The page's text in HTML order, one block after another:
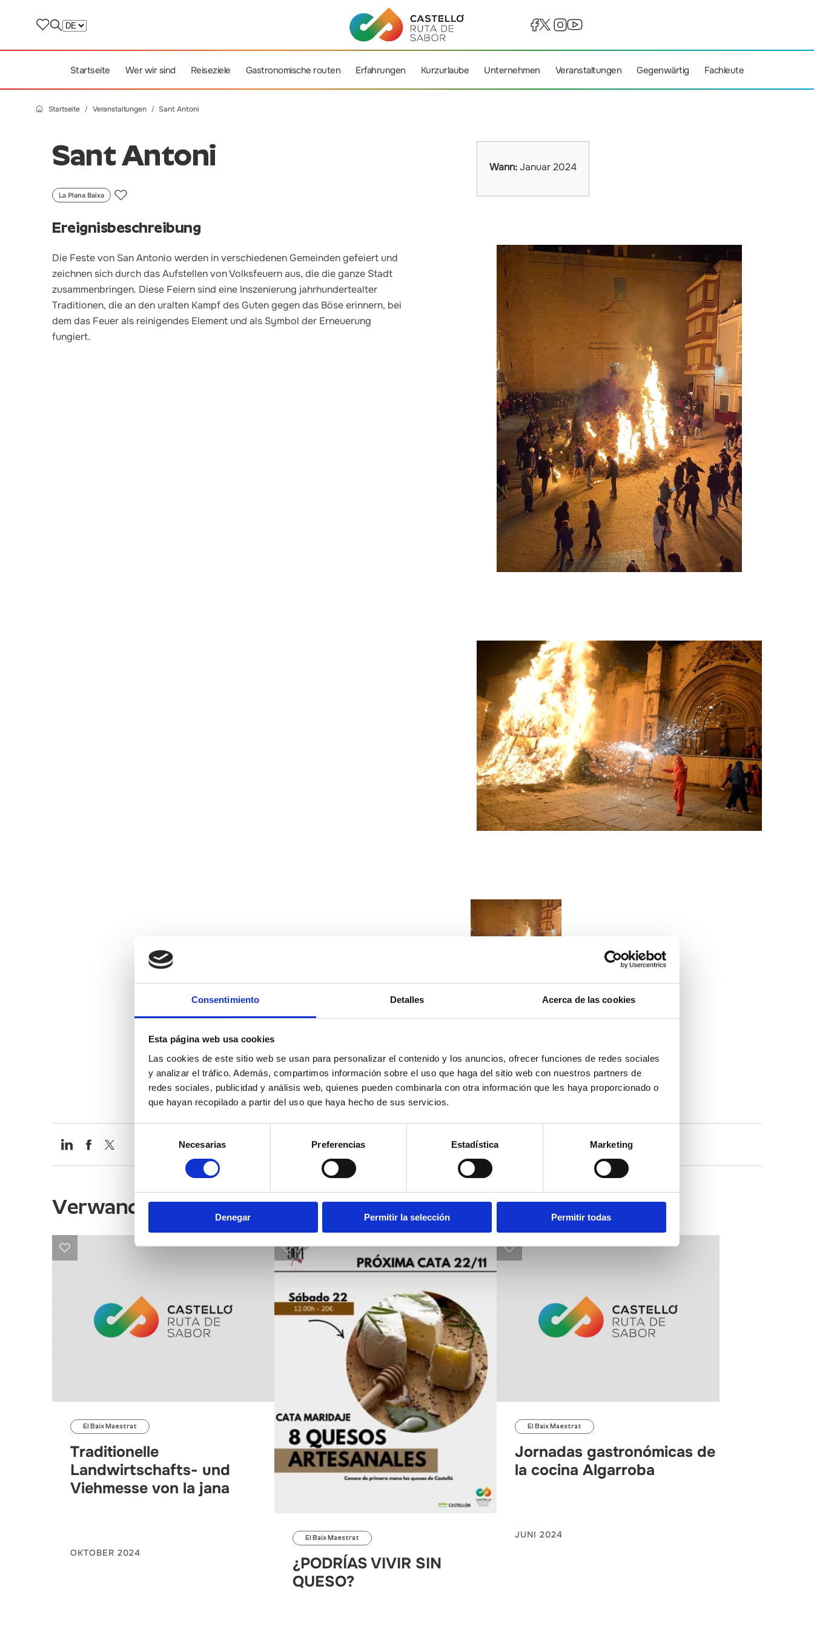
Consentimiento Detalles Acerca de las cookies
Esta página web usa cookies
Las cookies de este sitio web se usan para personalizar el contenido y los anuncios, ofrecer funciones de redes sociales
y analizar el tráfico. Además, compartimos información sobre el uso que haga del sitio web con nuestros partners de
redes sociales, publicidad y análisis web, quienes pueden combinarla con otra información que les haya proporcionado o
que hayan recopilado a partir del uso que haya hecho de sus servicios.
consentimiento
Necesarias Preferencias Estadística Marketing
Denegar Permitir la selección Permitir todas
Startseite Wer wir sind Reiseziele Gastronomische routen Erfahrungen Kurzurlaube Unternehmen Veranstaltungen Gegenwärtig Fachleute
Startseite Veranstaltungen Sant Antoni
Sant Antoni
La Plana Baixa
Ereignisbeschreibung
Die Feste von San Antonio werden in verschiedenen Gemeinden gefeiert und
zeichnen sich durch das Aufstellen von Volksfeuern aus, die die ganze Stadt
zusammenbringen. Diese Feiern sind eine Inszenierung jahrhundertealter
Traditionen, die an den uralten Kampf des Guten gegen das Böse erinnern, bei
dem das Feuer als reinigendes Element und als Symbol der Erneuerung
fungiert.
Wann:Januar 2024
Verwandte Inhalte
El Baix Maestrat
Traditionelle
Landwirtschafts- und
Viehmesse von la jana
OKTOBER 2024
El Baix Maestrat
¿PODRÍAS VIVIR SIN
QUESO?
El Baix Maestrat
Jornadas gastronómicas de
la cocina Algarroba
JUNI 2024